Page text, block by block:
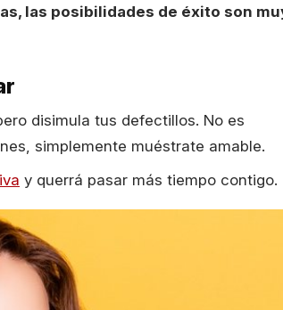
las posibilidades de éxito son
pero disimula tus defectillos. No es
simplemente muéstrate amable.
y querrá pasar más tiempo contigo.